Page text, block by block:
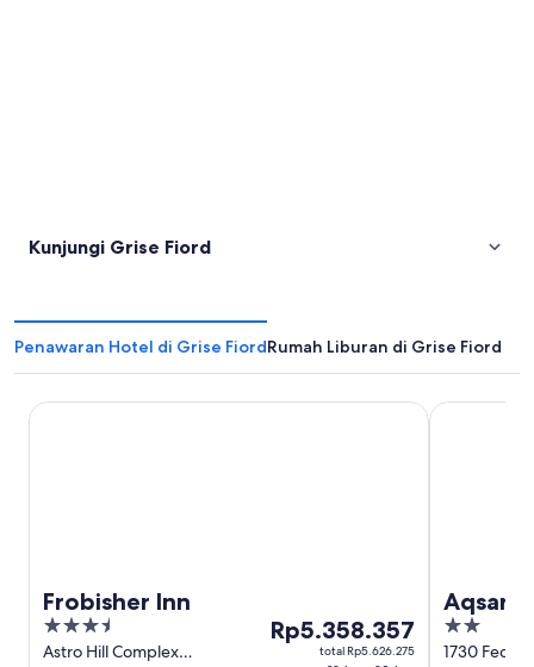
Kunjungi Grise Fiord
Penawaran Hotel di Grise FiordRumah Liburan di Grise Fiord
Frobisher Inn
3.5
out
Astro Hill Complex
Harga
Rp5.358.357
Rp5.358.357
total Rp5.626.275
Frobisher Inn
Centre
2
out
1730
Aqsarniit